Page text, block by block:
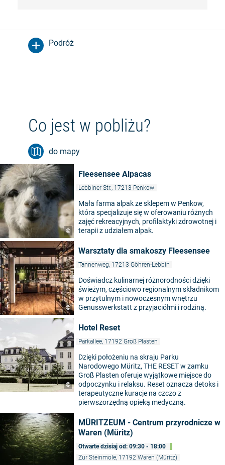
Podróż
Co jest w pobliżu?
do mapy
©
Fleesensee Alpacas
Lebbiner Str., 17213 Penkow
Mała farma alpak ze sklepem w Penkow,
która specjalizuje się w oferowaniu różnych
zajęć rekreacyjnych, profilaktyki zdrowotnej i
terapii z udziałem alpak.
©
Warsztaty dla smakoszy Fleesensee
Tannenweg, 17213 Göhren-Lebbin
Doświadcz kulinarnej różnorodności dzięki
świeżym, częściowo regionalnym składnikom
w przytulnym i nowoczesnym wnętrzu
Genusswerkstatt z przyjaciółmi i rodziną.
©
Hotel Reset
Parkallee, 17192 Groß Plasten
Dzięki położeniu na skraju Parku
Narodowego Müritz, THE RESET w zamku
Groß Plasten oferuje wyjątkowe miejsce do
odpoczynku i relaksu. Reset oznacza detoks i
terapeutyczne kuracje na czczo z
pierwszorzędną opieką medyczną.
MÜRITZEUM - Centrum przyrodnicze w
Waren (Müritz)
Otwarte dzisiaj od: 09:30 - 18:00
Zur Steinmole, 17192 Waren (Müritz)